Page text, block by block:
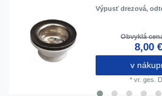
Výpusť drezová,
Obvyklá
8,00
v
* vr. ges.